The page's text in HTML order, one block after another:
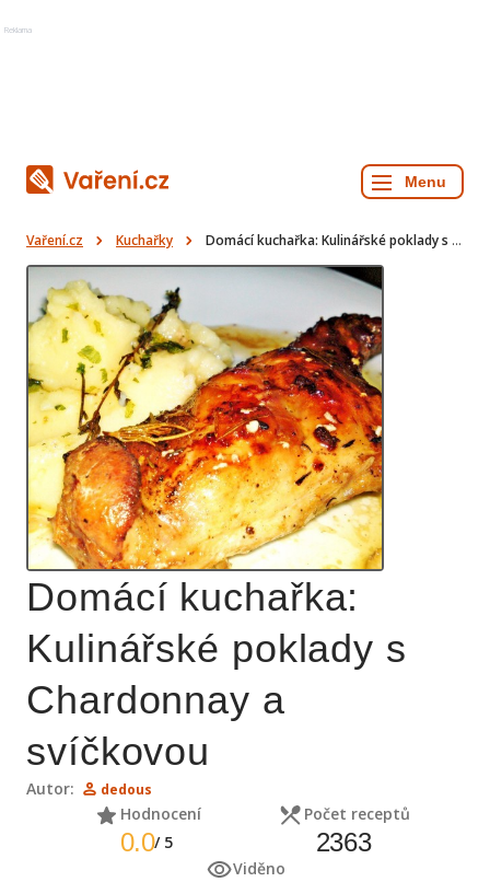
Reklama
Vaření.cz Kuchařky Domácí kuchařka: Kulinářské poklady s Chardonnay a svíčkovou
Domácí kuchařka:
Kulinářské poklady s
Chardonnay a
svíčkovou
Autor: dedous
Hodnocení
0.0/ 5
Počet receptů
2363
Viděno